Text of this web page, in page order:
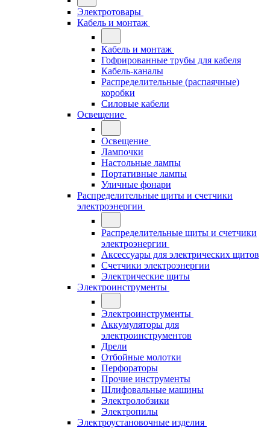
Электротовары
Кабель и монтаж
Кабель и монтаж
Гофрированные трубы для кабеля
Кабель-каналы
Распределительные (распаячные)
коробки
Силовые кабели
Освещение
Освещение
Лампочки
Настольные лампы
Портативные лампы
Уличные фонари
Распределительные щиты и счетчики
электроэнергии
Распределительные щиты и счетчики
электроэнергии
Аксессуары для электрических щитов
Счетчики электроэнергии
Электрические щиты
Электроинструменты
Электроинструменты
Аккумуляторы для
электроинструментов
Дрели
Отбойные молотки
Перфораторы
Прочие инструменты
Шлифовальные машины
Электролобзики
Электропилы
Электроустановочные изделия